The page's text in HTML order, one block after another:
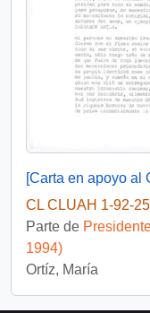
[Carta en apoyo al
CL CLUAH 1-92-
Parte de
1994)
Ortíz, María